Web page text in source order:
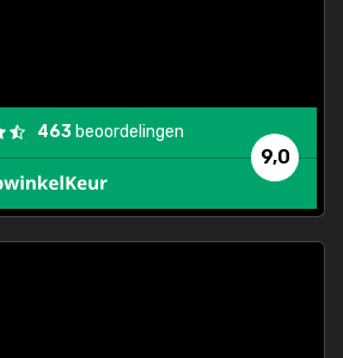
9,0
463 beoordelingen